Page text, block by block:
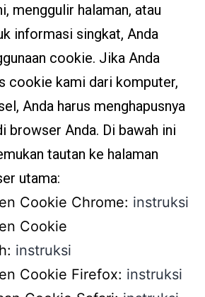
menggulir halaman, atau
informasi singkat, Anda
cookie. Jika Anda
cookie kami dari komputer,
Anda harus menghapusnya
browser Anda. Di bawah ini
tautan ke halaman
utama:
Cookie Chrome: instruksi
Cookie
instruksi
Cookie Firefox: instruksi